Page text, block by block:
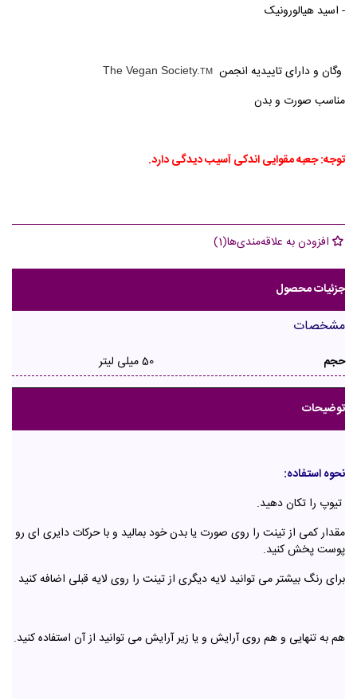
- اسید هیالورونیک
وگان و دارای تاییدیه انجمن TM
مناسب صورت و بدن
توجه: جعبه مقوایی اندکی آسیب دیدگی دارد.
افزودن به علاقه‌مندی‌ها(
1
)
جزئیات محصول
مشخصات
حجم 50 میلی لیتر
توضیحات
نحوه استفاده:
تیوپ را تکان دهید.
مقدار کمی از تینت را روی صورت یا بدن خود بمالید و با حرکات دایری ای رو
پوست پخش کنید.
برای رنگ بیشتر می توانید لایه دیگری از تینت را روی لایه قبلی اضافه کنید
هم به تنهایی و هم روی آرایش و یا زیر آرایش می توانید از آن استفاده کنید.